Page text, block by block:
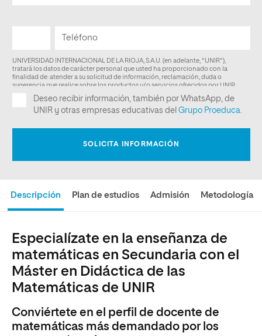
Descripción Plan de estudios Admisión Metodología
Especialízate en la enseñanza de
matemáticas en Secundaria con el
Máster en Didáctica de las
Matemáticas de UNIR
Conviértete en el perfil de docente de
matemáticas más demandado por los